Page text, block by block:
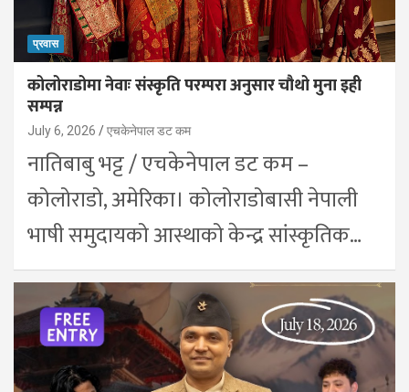
प्रवास
कोलोराडोमा नेवाः संस्कृति परम्परा अनुसार चौथो मुना इही
सम्पन्न
July 6, 2026 एचकेनेपाल डट कम
नातिबाबु भट्ट / एचकेनेपाल डट कम –
कोलोराडो, अमेरिका। कोलोराडोबासी नेपाली
भाषी समुदायको आस्थाको केन्द्र सांस्कृतिक…